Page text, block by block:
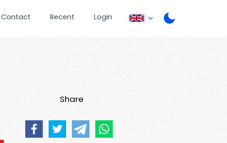
Contact Recent Login
Share